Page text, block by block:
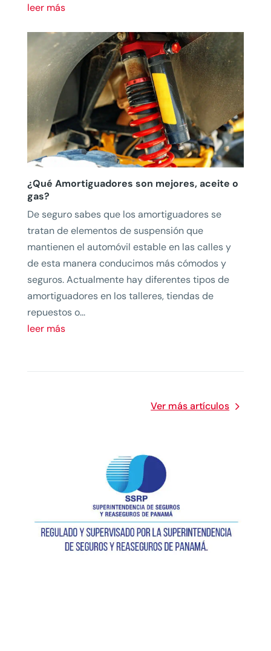
leer más
¿Qué Amortiguadores son mejores, aceite o
gas?
De seguro sabes que los amortiguadores se
tratan de elementos de suspensión que
mantienen el automóvil estable en las calles y
de esta manera conducimos más cómodos y
seguros. Actualmente hay diferentes tipos de
amortiguadores en los talleres, tiendas de
repuestos o...
leer más
Ver más artículos